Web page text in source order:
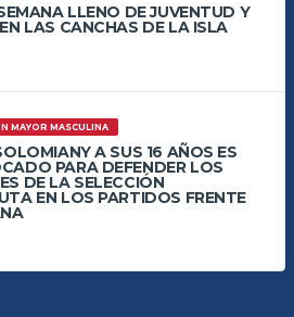
LLENO DE JUVENTUD Y
LAS CANCHAS DE LA ISLA
MAYOR MASCULINA
A SUS 16 AÑOS ES
PARA DEFENDER LOS
DE LA SELECCIÓN
EN LOS PARTIDOS FRENTE